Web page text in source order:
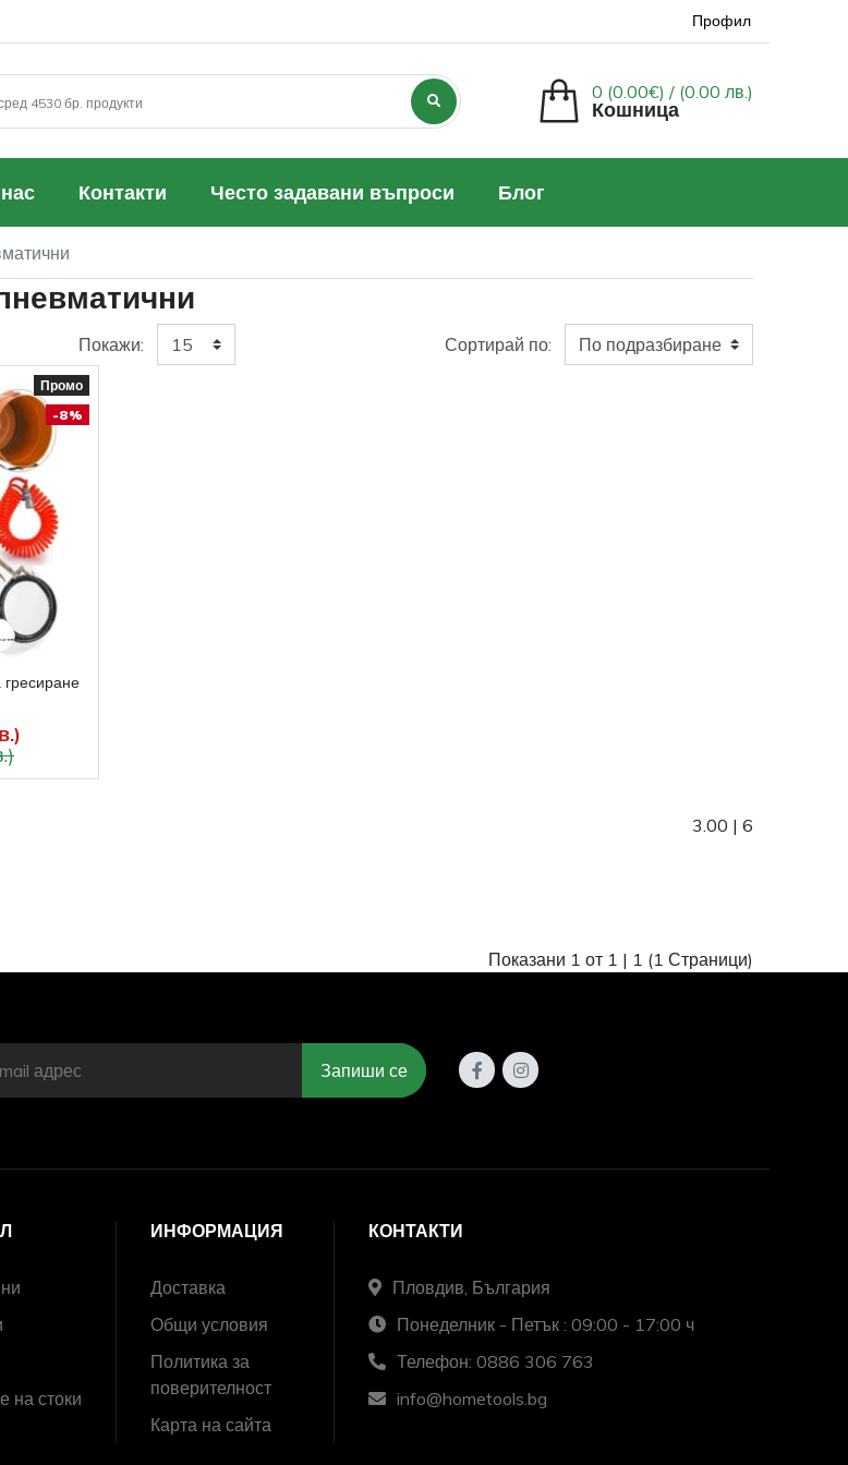
Профил
Кошница
0 (0.00€) / (0.00 лв.)
Контакти Често задавани въпроси Блог
Покажи: Сортирай по:
Промо
-8%
3.00 | 6
Показани 1 от 1 | 1 (1 Страници)
Запиши се
на стоки
ИНФОРМАЦИЯ
Доставка
Общи условия
Политика за
поверителност
Карта на сайта
КОНТАКТИ
Пловдив, България
Понеделник - Петък : 09:00 - 17:00 ч
Телефон: 0886 306 763
info@hometools.bg